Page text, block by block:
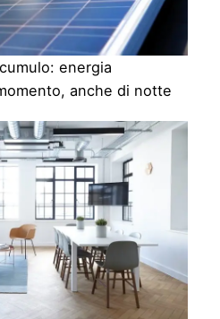
energia
anche di notte